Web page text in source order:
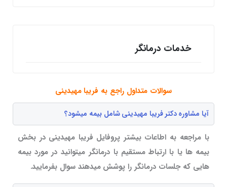
خدمات درمانگر
سوالات متداول راجع به فریبا مهیدینی
آیا مشاوره دکتر فریبا مهیدینی شامل بیمه میشود؟
با مراجعه به اطاعات بیشتر پروفایل فریبا مهیدینی در بخش
بیمه ها یا با ارتباط مستقیم با درمانگر میتوانید در مورد بیمه
هایی که جلسات درمانگر را پوشش میدهند سوال بفرمایید.